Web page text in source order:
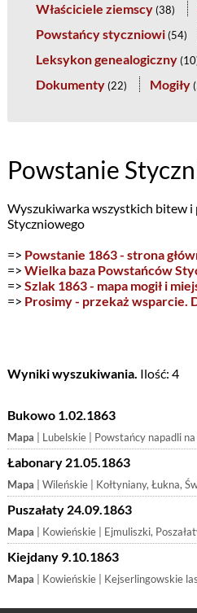
Właściciele ziemscy (38)
Powstańcy styczniowi (54)
Leksykon genealogiczny (10
Dokumenty (22) Mogiły (
Powstanie
Wyszukiwarka wszystkich bitew
Styczniowego
=> Powstanie 1863 - strona
=> Wielka baza Powstańców
=> Szlak 1863 - mapa mogił i
=> Prosimy - przekaż wsparcie.
Wyniki wyszukiwania. Ilość: 4
Bukowo 1.02.1863
Mapa | Lubelskie | Powstańcy napadli
Łabonary 21.05.1863
Mapa | Wileńskie | Kołtyniany, Łukna, Święciany, Antoledzie | Mianowany naczelnikiem wojennym powiatu
Puszałaty 24.09.1863
Mapa | Kowieńskie | Ejmuliszki, Poszałaty | Tropiąc oddziałek konny w lesie ejmulskim spotkali się
Kiejdany 9.10.1863
Mapa | Kowieńskie | Kejserlingowskie lasy, Poniewież, Remigoła, Szyłagoła, Szyło | W lesie Kerselingowskim między